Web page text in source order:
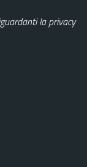
la privacy